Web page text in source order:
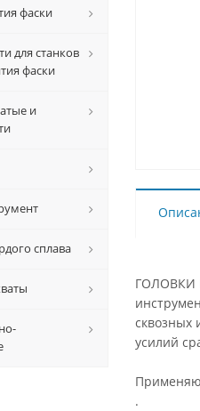
ГОЛОВКИ
сквозных
усилий
.
фаски
для станков
фаски
и
сплава